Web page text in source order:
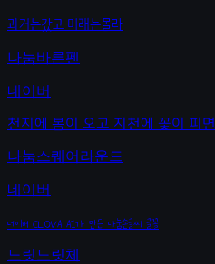
과거는갔고 미래는몰라
나눔바른펜
네이버
천지에 봄이 오고 지천에 꽃이 피면
나눔스퀘어라운드
네이버
네이버 CLOVA AI가 만든 나눔손글씨 글꼴
느릿느릿체